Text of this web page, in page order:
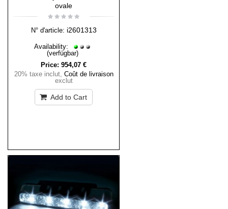
ovale
N° d'article: i2601313
Availability:
(verfügbar)
Price: 954,07 €
20% taxe inclut, Coût de livraison
exclut
Add to Cart